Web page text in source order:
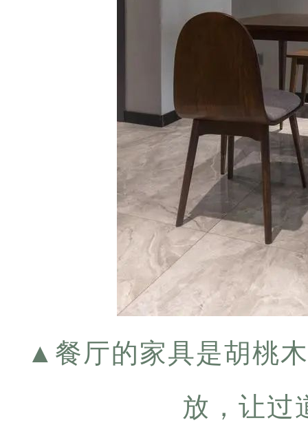
▲ 餐厅的家具是胡桃
放，让过